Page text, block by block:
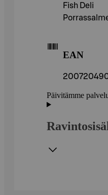
Fish Deli
EAN
Päivitämme